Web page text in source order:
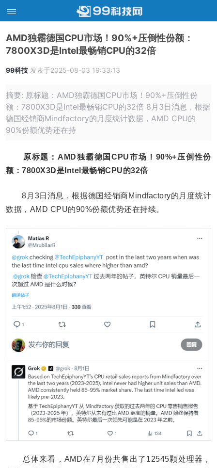
AMD独霸德国CPU市场！90%+压倒性份额：
7800X3D是Intel最畅销CPU的32倍
99科技 发表于2025-08-03 19:33:13
摘要: 原标题：AMD独霸德国CPU市场！90%+压倒性份
额：7800X3D是Intel最畅销CPU的32倍 8月3日消息，根据
德国经销商Mindfactory的月度统计数据，AMD CPU的
90%份额优势还在持
原标题：AMD独霸德国CPU市场！90%+压倒性份
额：7800X3D是Intel最畅销CPU的32倍
8月3日消息，根据德国经销商Mindfactory的月度统计
数据，AMD CPU的90%份额优势还在持续。
总体来看，AMD在7月份共售出了12545颗处理器，